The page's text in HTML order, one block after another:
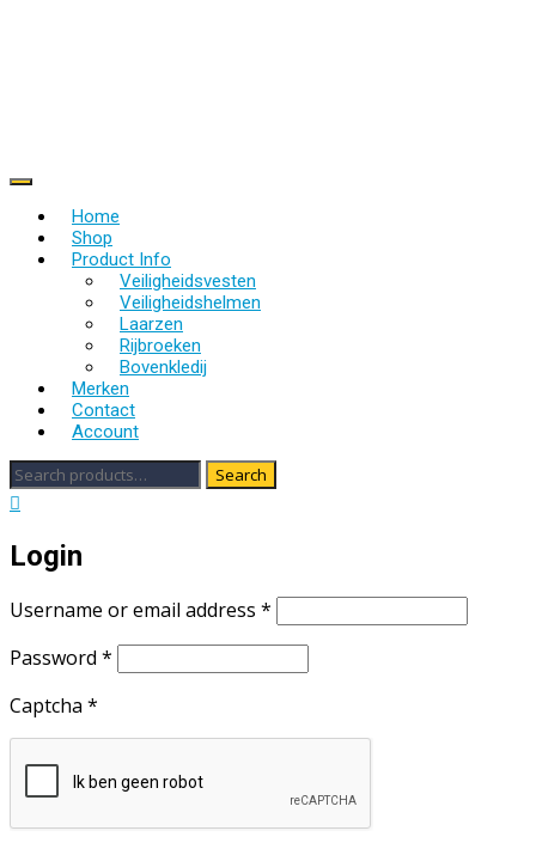
Home
Shop
Product Info
Veiligheidsvesten
Veiligheidshelmen
Laarzen
Rijbroeken
Bovenkledij
Merken
Contact
Account
Search
for:
Search
Login
Username or email address *
Password *
Captcha *